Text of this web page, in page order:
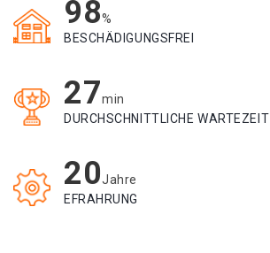
98%
BESCHÄDIGUNGSFREI
27min
DURCHSCHNITTLICHE WARTEZEIT
20Jahre
EFRAHRUNG